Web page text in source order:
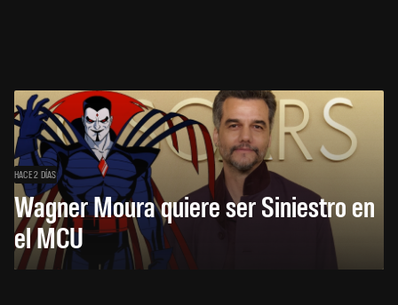
HACE 2 DÍAS
Wagner Moura quiere ser Siniestro en
el MCU